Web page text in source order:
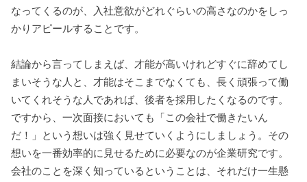
なってくるのが、入社意欲がどれぐらいの高さなのかをしっ
かりアピールすることです。
結論から言ってしまえば、才能が高いけれどすぐに辞めてし
まいそうな人と、才能はそこまでなくても、長く頑張って働
いてくれそうな人であれば、後者を採用したくなるのです。
ですから、一次面接においても「この会社で働きたいん
だ！」という想いは強く見せていくようにしましょう。その
想いを一番効率的に見せるために必要なのが企業研究です。
会社のことを深く知っているということは、それだけ一生懸